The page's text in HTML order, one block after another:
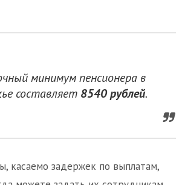
минимум пенсионера в
составляет 8540 рублей.
касаемо задержек по выплатам,